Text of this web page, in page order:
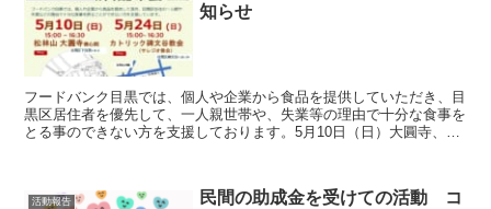
知らせ
フードバンク目黒では、個人や企業から食品を提供していただき、目
黒区居住者を優先して、一人親世帯や、失業等の理由で十分な食事を
とる事のできない方を支援しております。5月10日（日）大圓寺、5
活動報告
民間の助成金を受けての活動 コ